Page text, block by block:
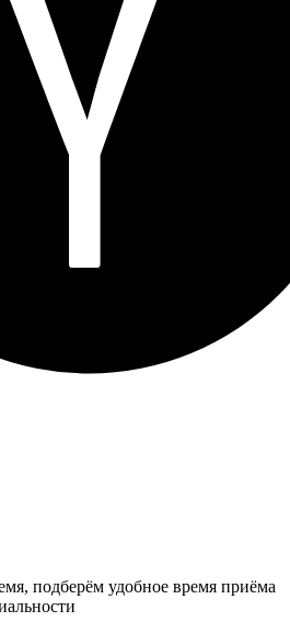
подберём удобное время приёма